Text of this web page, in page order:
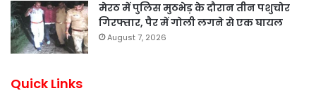
मेरठ में पुलिस मुठभेड़ के दौरान तीन पशुचोर
गिरफ्तार, पैर में गोली लगने से एक घायल
August 7, 2026
Quick Links